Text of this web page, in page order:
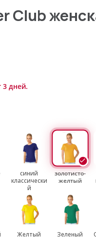
Club
3 дней.
синий
классически
й
золотисто-
желтый
Желтый Зеленый